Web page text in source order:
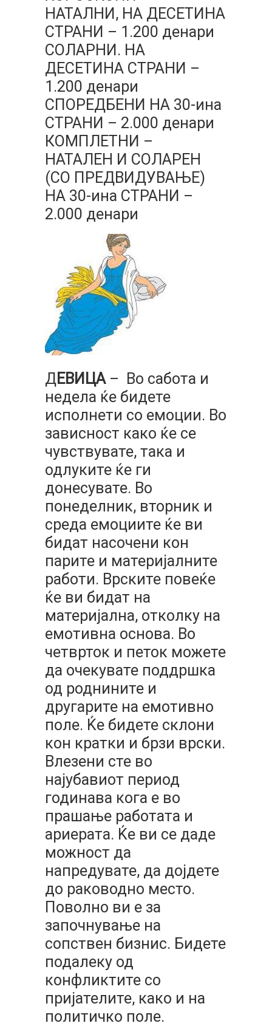
НАТАЛНИ, НА ДЕСЕТИНА
СТРАНИ – 1.200 денари
СОЛАРНИ. НА
ДЕСЕТИНА СТРАНИ –
1.200 денари
СПОРЕДБЕНИ НА 30-ина
СТРАНИ – 2.000 денари
КОМПЛЕТНИ –
НАТАЛЕН И СОЛАРЕН
(СО ПРЕДВИДУВАЊЕ)
НА 30-ина СТРАНИ –
2.000 денари
ДЕВИЦА– Во сабота и
недела ќе бидете
исполнети со емоции. Во
зависност како ќе се
чувствувате, така и
одлуките ќе ги
донесувате. Во
понеделник, вторник и
среда емоциите ќе ви
бидат насочени кон
парите и материјалните
работи. Врските повеќе
ќе ви бидат на
материјална, отколку на
емотивна основа. Во
четврток и петок можете
да очекувате поддршка
од роднините и
другарите на емотивно
поле. Ќе бидете склони
кон кратки и брзи врски.
Влезени сте во
најубавиот период
годинава кога е во
прашање работата и
ариерата. Ќе ви се даде
можност да
напредувате, да дојдете
до раководно место.
Поволно ви е за
започнување на
сопствен бизнис. Бидете
подалеку од
конфликтите со
пријателите, како и на
политичко поле.